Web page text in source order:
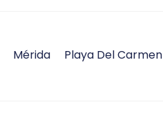
Mérida Playa Del Carmen